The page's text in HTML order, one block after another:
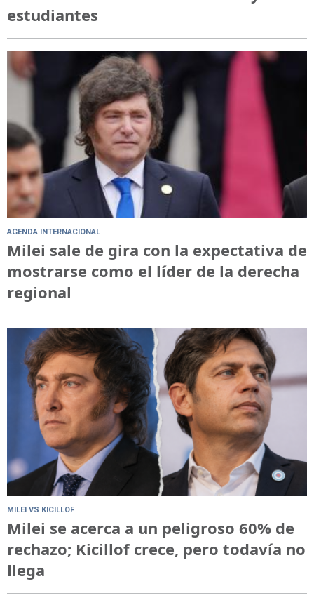
estudiantes
AGENDA INTERNACIONAL
Milei sale de gira con la expectativa de
mostrarse como el líder de la derecha
regional
MILEI VS KICILLOF
Milei se acerca a un peligroso 60% de
rechazo; Kicillof crece, pero todavía no
llega